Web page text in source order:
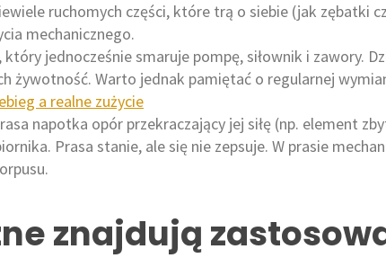
ruchomych części, które trą o siebie (jak zębatki
mechanicznego.​
jednocześnie smaruje pompę, siłownik i zawory.
żywotność. Warto jednak pamiętać o regularnej
a realne zużycie
napotka opór przekraczający jej siłę (np. element
Prasa stanie, ale się nie zepsuje. W prasie
znajdują